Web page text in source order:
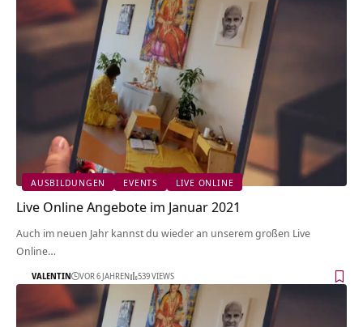
AUSBILDUNGEN EVENTS LIVE ONLINE
Live Online Angebote im Januar 2021
Auch im neuen Jahr kannst du wieder an unserem großen Live
Online…
VALENTIN VOR 6 JAHREN 539 VIEWS